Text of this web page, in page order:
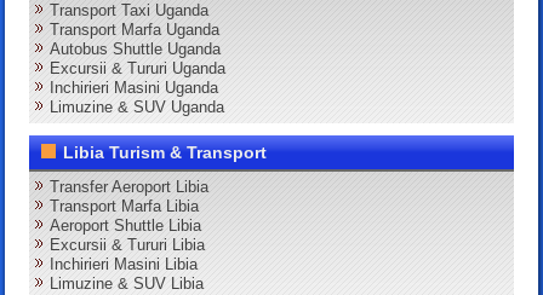
Transport Taxi Uganda
Transport Marfa Uganda
Autobus Shuttle Uganda
Excursii & Tururi Uganda
Inchirieri Masini Uganda
Limuzine & SUV Uganda
Libia Turism & Transport
Transfer Aeroport Libia
Transport Marfa Libia
Aeroport Shuttle Libia
Excursii & Tururi Libia
Inchirieri Masini Libia
Limuzine & SUV Libia